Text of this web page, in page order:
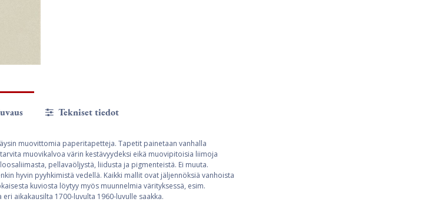
Tekniset tiedot
muovittomia paperitapetteja. Tapetit painetaan vanhalla
muovikalvoa värin kestävyydeksi eikä muovipitoisia liimoja
pellavaöljystä, liidusta ja pigmenteistä. Ei muuta.
hyvin pyyhkimistä vedellä. Kaikki mallit ovat jäljennöksiä vanhoista
kuviosta löytyy myös muunnelmia värityksessä, esim.
aikakausilta 1700-luvulta 1960-luvulle saakka.